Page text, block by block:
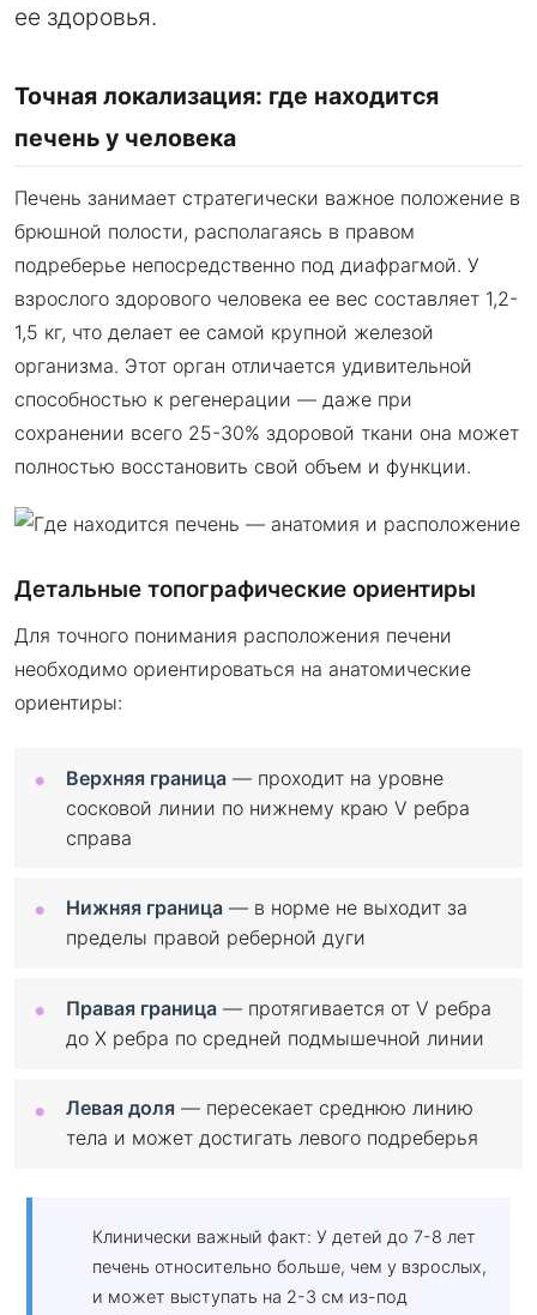
ее здоровья.
Точная локализация: где находится
печень у человека
Печень занимает стратегически важное положение в
брюшной полости, располагаясь в правом
подреберье непосредственно под диафрагмой. У
взрослого здорового человека ее вес составляет 1,2-
1,5 кг, что делает ее самой крупной железой
организма. Этот орган отличается удивительной
способностью к регенерации — даже при
сохранении всего 25-30% здоровой ткани она может
полностью восстановить свой объем и функции.
Детальные топографические ориентиры
Для точного понимания расположения печени
необходимо ориентироваться на анатомические
ориентиры:
Верхняя граница — проходит на уровне
сосковой линии по нижнему краю V ребра
справа
Нижняя граница — в норме не выходит за
пределы правой реберной дуги
Правая граница — протягивается от V ребра
до X ребра по средней подмышечной линии
Левая доля — пересекает среднюю линию
тела и может достигать левого подреберья
Клинически важный факт: У детей до 7-8 лет
печень относительно больше, чем у взрослых,
и может выступать на 2-3 см из-под